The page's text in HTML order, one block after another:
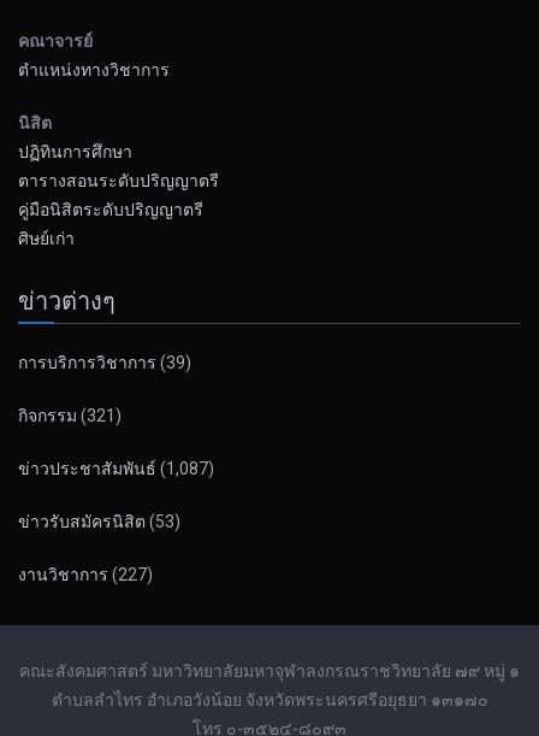
คณาจารย์
ตำแหน่งทางวิชาการ
นิสิต
ปฏิทินการศึกษา
ตารางสอนระดับปริญญาตรี
คู่มือนิสิตระดับปริญญาตรี
ศิษย์เก่า
ข่าวต่างๆ
การบริการวิชาการ (39)
กิจกรรม (321)
ข่าวประชาสัมพันธ์ (1,087)
ข่าวรับสมัครนิสิต (53)
งานวิชาการ (227)
คณะสังคมศาสตร์ มหาวิทยาลัยมหาจุฬาลงกรณราชวิทยาลัย ๗๙ หมู่ ๑
ตำบลลำไทร อำเภอวังน้อย จังหวัดพระนครศรีอยุธยา ๑๓๑๗๐
โทร ๐-๓๕๒๔-๘๐๙๓